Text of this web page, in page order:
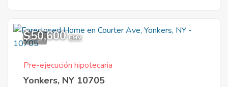
1
$50,600 EMV
Pre-ejecución hipotecaria
Yonkers, NY 10705